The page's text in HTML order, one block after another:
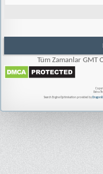
Tüm Zamanlar GMT
Extra
Search Engine Optimisation provided by